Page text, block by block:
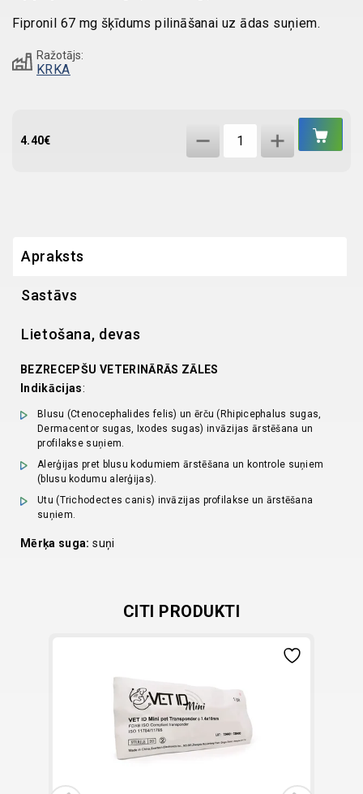
Fipronil 67 mg šķīdums pilināšanai uz ādas suņiem.
Ražotājs:
KRKA
4.40€
Apraksts
Sastāvs
Lietošana, devas
BEZRECEPŠU VETERINĀRĀS ZĀLES
Indikācijas:
Blusu (Ctenocephalides felis) un ērču (Rhipicephalus sugas,
Dermacentor sugas, Ixodes sugas) invāzijas ārstēšana un
profilakse suņiem.
Alerģijas pret blusu kodumiem ārstēšana un kontrole suņiem
(blusu kodumu alerģijas).
Utu (Trichodectes canis) invāzijas profilakse un ārstēšana
suņiem.
Mērķa suga: suņi
CITI PRODUKTI